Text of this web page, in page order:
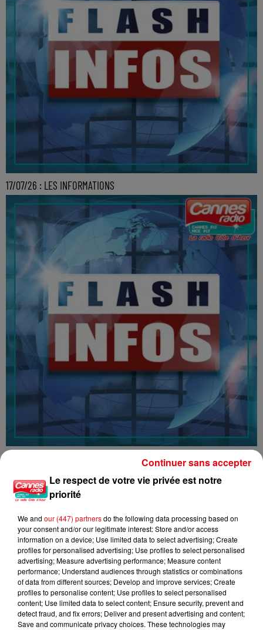
17/07/26 : LES INFORMATIONS
Le respect de votre vie privée est notre
priorité
We and our (447) partnersdo the following data processing based on
your consent and/or our legitimate interest: Store and/or access
information on a device; Use limited data to select advertising; Create
profiles for personalised advertising; Use profiles to select personalised
advertising; Measure advertising performance; Measure content
performance; Understand audiences through statistics or combinations
of data from different sources; Develop and improve services; Create
profiles to personalise content; Use profiles to select personalised
content; Use limited data to select content; Ensure security, prevent and
detect fraud, and fix errors; Deliver and present advertising and content;
Save and communicate privacy choices. These technologies may
Continuer sans accepter